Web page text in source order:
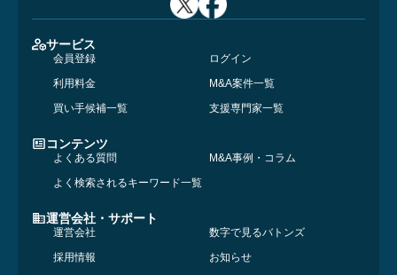
サービス
会員登録
ログイン
利用料金
M&A案件一覧
買い手候補一覧
支援専門家一覧
コンテンツ
よくある質問
M&A事例・コラム
よく検索されるキーワード一覧
運営会社・サポート
運営会社
数字で見るバトンズ
採用情報
お知らせ